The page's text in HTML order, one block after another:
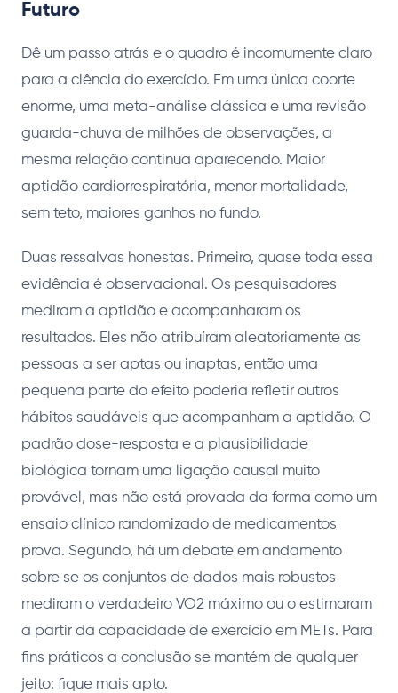
Futuro
Dê um passo atrás e o quadro é incomumente claro
para a ciência do exercício. Em uma única coorte
enorme, uma meta-análise clássica e uma revisão
guarda-chuva de milhões de observações, a
mesma relação continua aparecendo. Maior
aptidão cardiorrespiratória, menor mortalidade,
sem teto, maiores ganhos no fundo.
Duas ressalvas honestas. Primeiro, quase toda essa
evidência é observacional. Os pesquisadores
mediram a aptidão e acompanharam os
resultados. Eles não atribuíram aleatoriamente as
pessoas a ser aptas ou inaptas, então uma
pequena parte do efeito poderia refletir outros
hábitos saudáveis que acompanham a aptidão. O
padrão dose-resposta e a plausibilidade
biológica tornam uma ligação causal muito
provável, mas não está provada da forma como um
ensaio clínico randomizado de medicamentos
prova. Segundo, há um debate em andamento
sobre se os conjuntos de dados mais robustos
mediram o verdadeiro VO2 máximo ou o estimaram
a partir da capacidade de exercício em METs. Para
fins práticos a conclusão se mantém de qualquer
jeito: fique mais apto.